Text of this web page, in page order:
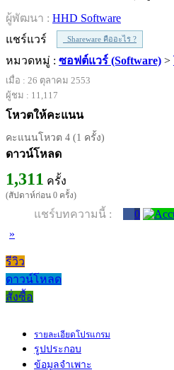
ผู้พัฒนา : HHD Software
แชร์แวร์
Shareware คืออะไร ?
หมวดหมู่ : ซอฟต์แวร์ (Software) >
เมื่อ : 26 ตุลาคม 2553
ผู้ชม : 11,117
โหวตให้คะแนน
คะแนนโหวต 4 (1 ครั้ง)
ดาวน์โหลด
1,311 ครั้ง
(สัปดาห์ก่อน 0 ครั้ง)
แชร์บทความนี้ :
0
»
รีวิว
ดาวน์โหลด
สั่งซื้อ
รายละเอียดโปรแกรม
รูปประกอบ
ข้อมูลจำเพาะ